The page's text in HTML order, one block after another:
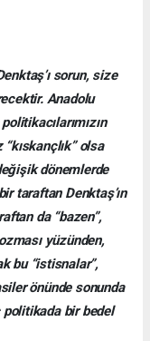
sorun, size
Anadolu
olsa
dönemlerde
taraftan Denktaş’ın
da “bazen”,
yüzünden,
bu “istisnalar”,
önünde sonunda
bir bedel